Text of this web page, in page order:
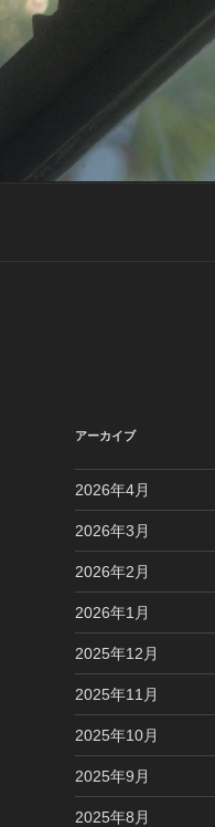
アーカイブ
2026年4月
2026年3月
2026年2月
2026年1月
2025年12月
2025年11月
2025年10月
2025年9月
2025年8月